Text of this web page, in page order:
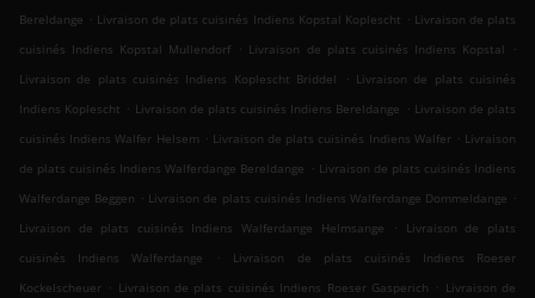
Bereldange . Livraison de plats cuisinés Indiens Kopstal Koplescht . Livraison de plats
cuisinés Indiens Kopstal Mullendorf . Livraison de plats cuisinés Indiens Kopstal
.
Livraison de plats cuisinés Indiens Koplescht Briddel
. Livraison de plats cuisinés
Indiens Koplescht . Livraison de plats cuisinés Indiens Bereldange . Livraison de plats
cuisinés Indiens Walfer Helsem . Livraison de plats cuisinés Indiens Walfer . Livraison
de plats cuisinés Indiens Walferdange Bereldange . Livraison de plats cuisinés Indiens
Walferdange Beggen . Livraison de plats cuisinés Indiens Walferdange Dommeldange .
Livraison de plats cuisinés Indiens Walferdange Helmsange
.
Livraison de plats
cuisinés Indiens Walferdange
.
Livraison de plats cuisinés Indiens Roeser
Kockelscheuer . Livraison de plats cuisinés Indiens Roeser Gasperich . Livraison de